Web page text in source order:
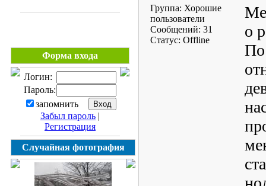
Форма входа
Логин:
Пароль:
запомнить
Забыл пароль |
Регистрация
Случайная фотография
Группа: Хорошие
пользователи
Сообщений: 31
Статус: Offline
о